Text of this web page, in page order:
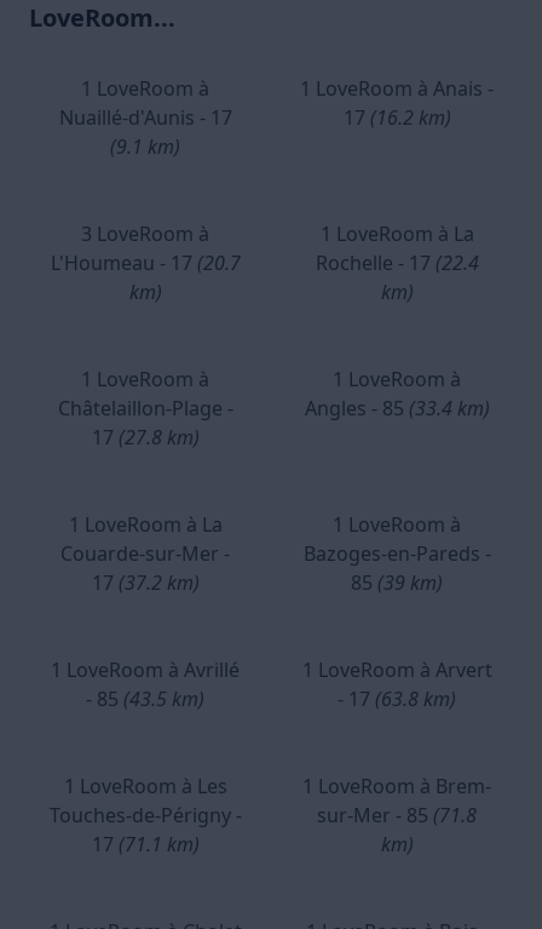
LoveRoom...
1 LoveRoom à
Nuaillé-d'Aunis - 17
(9.1 km)
1 LoveRoom à Anais -
17 (16.2 km)
3 LoveRoom à
L'Houmeau - 17 (20.7
km)
1 LoveRoom à La
Rochelle - 17 (22.4
km)
1 LoveRoom à
Châtelaillon-Plage -
17 (27.8 km)
1 LoveRoom à
Angles - 85 (33.4 km)
1 LoveRoom à La
Couarde-sur-Mer -
17 (37.2 km)
1 LoveRoom à
Bazoges-en-Pareds -
85 (39 km)
1 LoveRoom à Avrillé
- 85 (43.5 km)
1 LoveRoom à Arvert
- 17 (63.8 km)
1 LoveRoom à Les
Touches-de-Périgny -
17 (71.1 km)
1 LoveRoom à Brem-
sur-Mer - 85 (71.8
km)